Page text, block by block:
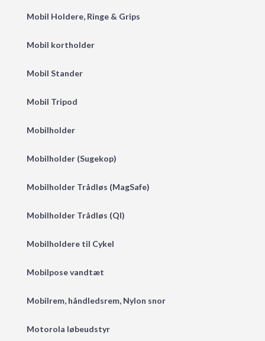
Mobil Holdere, Ringe & Grips
Mobil kortholder
Mobil Stander
Mobil Tripod
Mobilholder
Mobilholder (Sugekop)
Mobilholder Trådløs (MagSafe)
Mobilholder Trådløs (QI)
Mobilholdere til Cykel
Mobilpose vandtæt
Mobilrem, håndledsrem, Nylon snor
Motorola løbeudstyr